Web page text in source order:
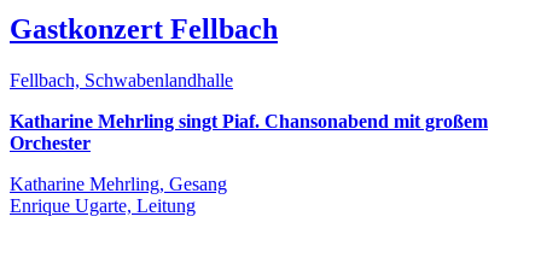
Gastkonzert Fellbach
Fellbach, Schwabenlandhalle
Katharine Mehrling singt Piaf. Chansonabend mit großem
Orchester
Katharine Mehrling, Gesang
Enrique Ugarte, Leitung